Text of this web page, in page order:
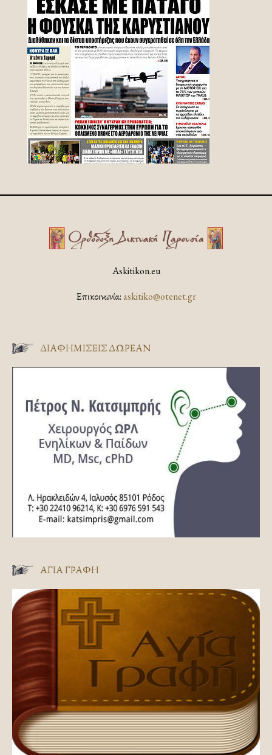
Askitikon.eu
Επικοινωνία:askitiko@otenet.gr
ΔΙΑΦΗΜΊΣΕΙΣ ΔΩΡΕΆΝ
ΑΓΊΑ ΓΡΑΦΉ